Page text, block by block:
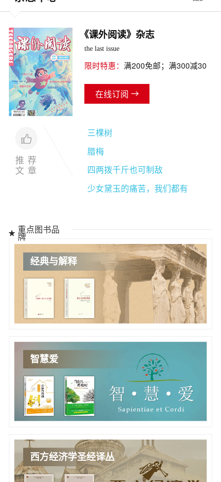
《课外阅读》杂志
the last issue
限时特惠： 满200免邮；满300减30
在线订阅
推荐
文章
三棵树
腊梅
四两拨千斤也可制敌
少女黛玉的痛苦，我们都有
重点图书品
牌
经典与解释
智慧爱
西方经济学圣经译丛